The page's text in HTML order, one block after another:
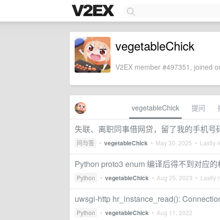
vegetableChick
V2EX member #497351, joined
vegetableChick 提问
失联、离职同事借网贷，留了我的手机
问与答 • vegetableChick • May 30, 2025 • Lastly
Python proto3 enum 编译后得不到对应
Python • vegetableChick • Aug 25, 2023 • Lastly
uwsgi-http hr_instance_read():
Python • vegetableChick • Aug 11, 2022